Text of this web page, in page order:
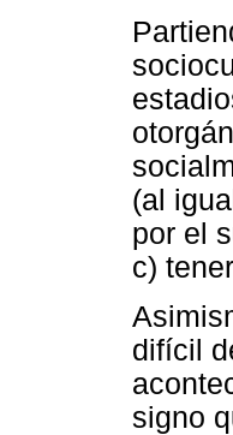
(al
por el
c)
difícil
signo